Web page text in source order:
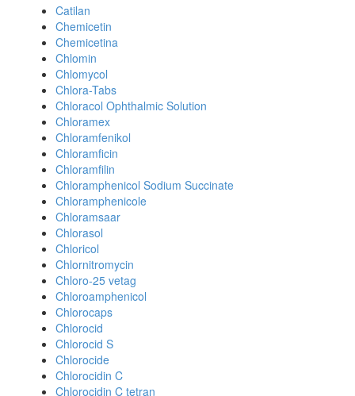
Catilan
Chemicetin
Chemicetina
Chlomin
Chlomycol
Chlora-Tabs
Chloracol Ophthalmic Solution
Chloramex
Chloramfenikol
Chloramficin
Chloramfilin
Chloramphenicol Sodium Succinate
Chloramphenicole
Chloramsaar
Chlorasol
Chloricol
Chlornitromycin
Chloro-25 vetag
Chloroamphenicol
Chlorocaps
Chlorocid
Chlorocid S
Chlorocide
Chlorocidin C
Chlorocidin C tetran